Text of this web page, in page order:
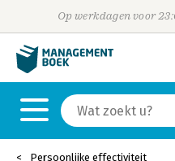
Op werkdagen voor
Persoonlijke effectiviteit